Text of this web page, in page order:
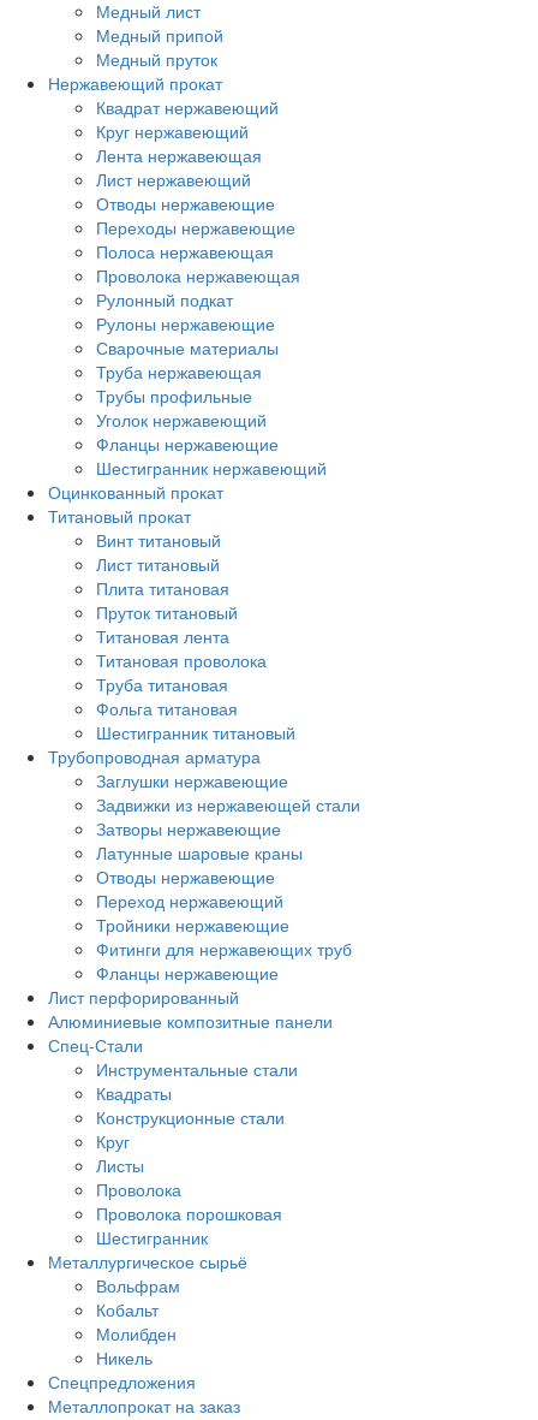
Медный лист
Медный припой
Медный пруток
Нержавеющий прокат
Квадрат нержавеющий
Круг нержавеющий
Лента нержавеющая
Лист нержавеющий
Отводы нержавеющие
Переходы нержавеющие
Полоса нержавеющая
Проволока нержавеющая
Рулонный подкат
Рулоны нержавеющие
Сварочные материалы
Труба нержавеющая
Трубы профильные
Уголок нержавеющий
Фланцы нержавеющие
Шестигранник нержавеющий
Оцинкованный прокат
Титановый прокат
Винт титановый
Лист титановый
Плита титановая
Пруток титановый
Титановая лента
Титановая проволока
Труба титановая
Фольга титановая
Шестигранник титановый
Трубопроводная арматура
Заглушки нержавеющие
Задвижки из нержавеющей стали
Затворы нержавеющие
Латунные шаровые краны
Отводы нержавеющие
Переход нержавеющий
Тройники нержавеющие
Фитинги для нержавеющих труб
Фланцы нержавеющие
Лист перфорированный
Алюминиевые композитные панели
Спец-Стали
Инструментальные стали
Квадраты
Конструкционные стали
Круг
Листы
Проволока
Проволока порошковая
Шестигранник
Металлургическое сырьё
Вольфрам
Кобальт
Молибден
Никель
Спецпредложения
Металлопрокат на заказ